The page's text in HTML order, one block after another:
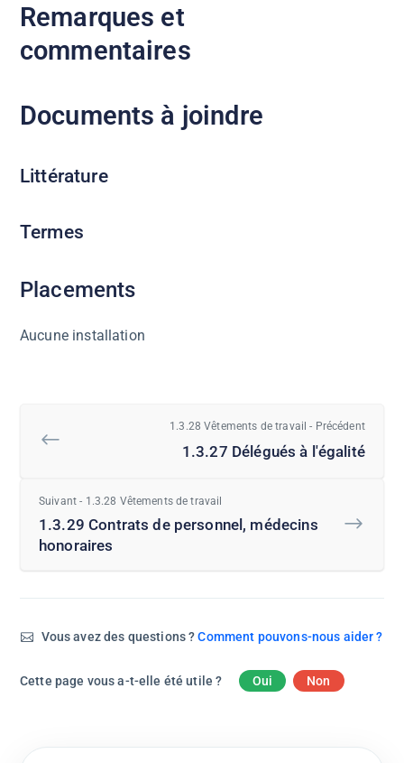
Remarques et
commentaires
Documents à joindre
Littérature
Termes
Placements
Aucune installation
1.3.28 Vêtements de travail - Précédent
1.3.27 Délégués à l'égalité
Suivant - 1.3.28 Vêtements de travail
1.3.29 Contrats de personnel, médecins
honoraires
Vous avez des questions ?Comment pouvons-nous aider ?
Cette page vous a-t-elle été utile ? Oui Non